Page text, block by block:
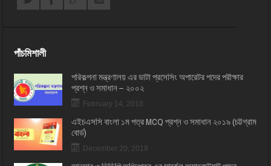
পাঁচমিশালী
পরিকল্পনা মন্ত্রণালয় এর ডাটা প্রসেসিং অপারেটর পদের পরীক্ষার
প্রশ্ন ও সমাধান – ২০০২
February 14, 2018
এইচএসসি বাংলা ১ম পত্র MCQ প্রশ্ন ও সমাধান ২০১৯ (চট্টগ্রাম
বোর্ড)
December 20, 2019